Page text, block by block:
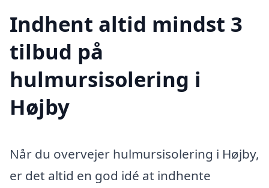
Indhent altid mindst 3
tilbud på
hulmursisolering i
Højby
Når du overvejer hulmursisolering i Højby,
er det altid en god idé at indhente